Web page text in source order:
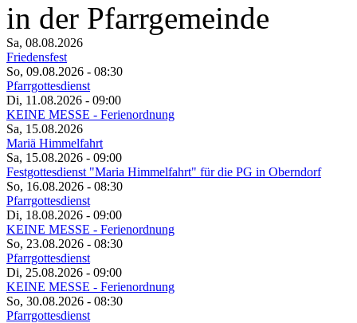
in der Pfarrgemeinde
Sa, 08.08.2026
Friedensfest
So, 09.08.2026 - 08:30
Pfarrgottesdienst
Di, 11.08.2026 - 09:00
KEINE MESSE - Ferienordnung
Sa, 15.08.2026
Mariä Himmelfahrt
Sa, 15.08.2026 - 09:00
Festgottesdienst "Maria Himmelfahrt" für die PG in Oberndorf
So, 16.08.2026 - 08:30
Pfarrgottesdienst
Di, 18.08.2026 - 09:00
KEINE MESSE - Ferienordnung
So, 23.08.2026 - 08:30
Pfarrgottesdienst
Di, 25.08.2026 - 09:00
KEINE MESSE - Ferienordnung
So, 30.08.2026 - 08:30
Pfarrgottesdienst